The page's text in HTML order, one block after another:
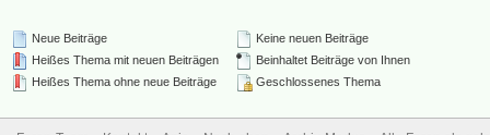
Neue Beiträge
Heißes Thema mit neuen Beiträgen
Heißes Thema ohne neue Beiträge
Keine neuen Beiträge
Beinhaltet Beiträge von Ihnen
Geschlossenes Thema